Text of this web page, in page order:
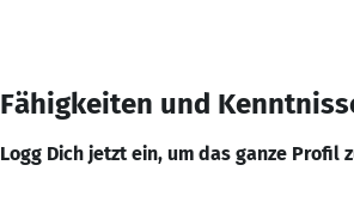
Fähigkeiten und
Logg Dich jetzt ein, um das ganze Profil